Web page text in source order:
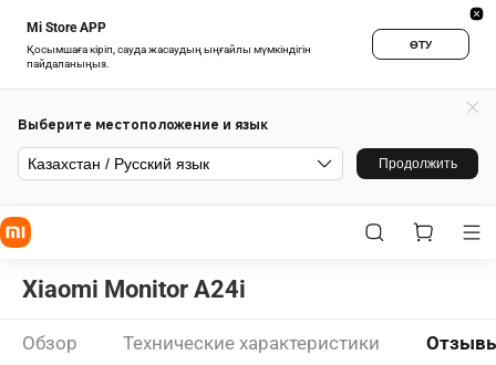
Mi Store APP
Қосымшаға кіріп, сауда жасаудың ыңғайлы мүмкіндігін
пайдаланыңыз.
ӨТУ
Выберите местоположение и язык
Казахстан / Русский язык Продолжить
Xiaomi Monitor A24i
Обзор Технические характеристики